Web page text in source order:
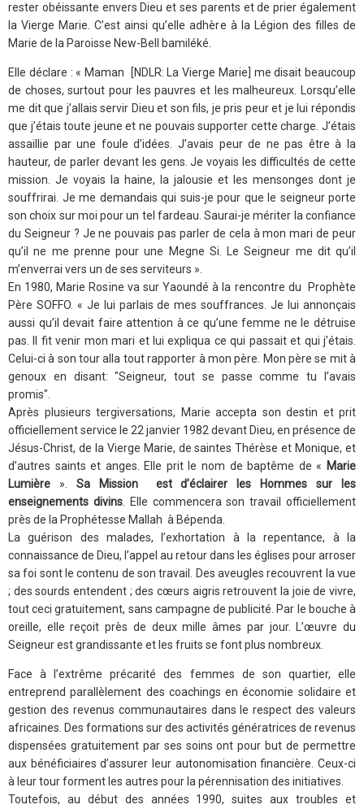
rester obéissante envers Dieu et ses parents et de prier également
la Vierge Marie. C’est ainsi qu’elle adhère à la Légion des filles de
Marie de la Paroisse New-Bell bamiléké.
Elle déclare : « Maman [NDLR: La Vierge Marie] me disait beaucoup
de choses, surtout pour les pauvres et les malheureux. Lorsqu’elle
me dit que j’allais servir Dieu et son fils, je pris peur et je lui répondis
que j’étais toute jeune et ne pouvais supporter cette charge. J’étais
assaillie par une foule d’idées. J’avais peur de ne pas être à la
hauteur, de parler devant les gens. Je voyais les difficultés de cette
mission. Je voyais la haine, la jalousie et les mensonges dont je
souffrirai. Je me demandais qui suis-je pour que le seigneur porte
son choix sur moi pour un tel fardeau. Saurai-je mériter la confiance
du Seigneur ? Je ne pouvais pas parler de cela à mon mari de peur
qu’il ne me prenne pour une Megne Si. Le Seigneur me dit qu’il
m’enverrai vers un de ses serviteurs ».
En 1980, Marie Rosine va sur Yaoundé à la rencontre du Prophète
Père SOFFO. « Je lui parlais de mes souffrances. Je lui annonçais
aussi qu’il devait faire attention à ce qu’une femme ne le détruise
pas. Il fit venir mon mari et lui expliqua ce qui passait et qui j’étais.
Celui-ci à son tour alla tout rapporter à mon père. Mon père se mit à
genoux en disant: "Seigneur, tout se passe comme tu l’avais
promis".
Après plusieurs tergiversations, Marie accepta son destin et prit
officiellement service le 22 janvier 1982 devant Dieu, en présence de
Jésus-Christ, de la Vierge Marie, de saintes Thérèse et Monique, et
d’autres saints et anges. Elle prit le nom de baptême de « Marie
Lumière ». Sa Mission est d’éclairer les Hommes sur les
enseignements divins. Elle commencera son travail officiellement
près de la Prophétesse Mallah à Bépenda.
La guérison des malades, l’exhortation à la repentance, à la
connaissance de Dieu, l’appel au retour dans les églises pour arroser
sa foi sont le contenu de son travail. Des aveugles recouvrent la vue
; des sourds entendent ; des cœurs aigris retrouvent la joie de vivre,
tout ceci gratuitement, sans campagne de publicité. Par le bouche à
oreille, elle reçoit près de deux mille âmes par jour. L’œuvre du
Seigneur est grandissante et les fruits se font plus nombreux.
Face à l’extrême précarité des femmes de son quartier, elle
entreprend parallèlement des coachings en économie solidaire et
gestion des revenus communautaires dans le respect des valeurs
africaines. Des formations sur des activités génératrices de revenus
dispensées gratuitement par ses soins ont pour but de permettre
aux bénéficiaires d’assurer leur autonomisation financière. Ceux-ci
à leur tour forment les autres pour la pérennisation des initiatives.
Toutefois, au début des années 1990, suites aux troubles et